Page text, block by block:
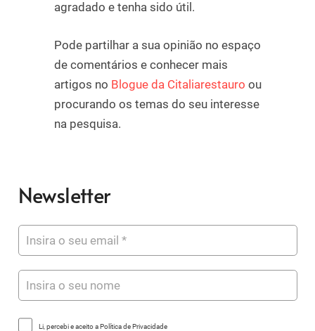
agradado e tenha sido útil.
Pode partilhar a sua opinião no espaço
de comentários e conhecer mais
artigos no Blogue da Citaliarestauro ou
procurando os temas do seu interesse
na pesquisa.
Newsletter
Li, percebi e aceito a Política de Privacidade